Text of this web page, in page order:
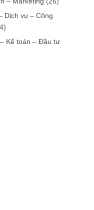
Dịch vụ – Công
Kế toán – Đầu tư